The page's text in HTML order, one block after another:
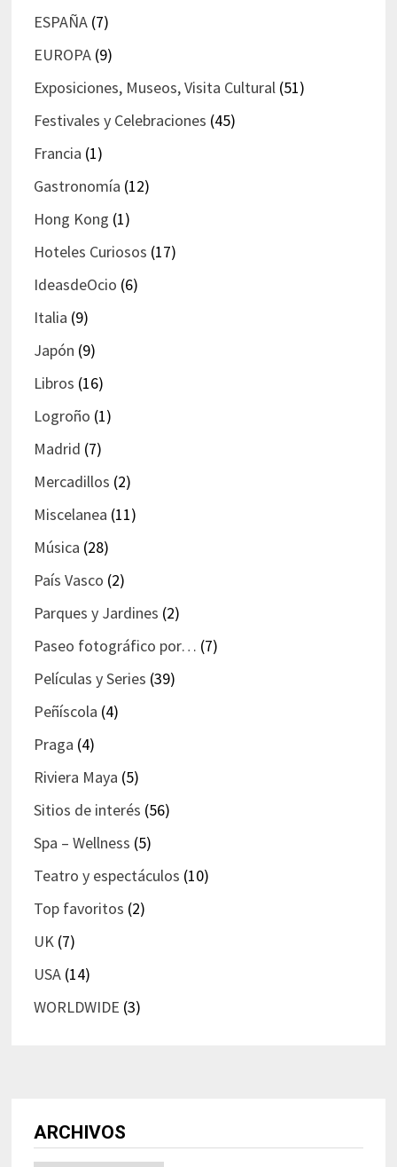
ESPAÑA(7)
EUROPA(9)
Exposiciones, Museos, Visita Cultural(51)
Festivales y Celebraciones (45)
Francia (1)
Gastronomía (12)
Hong Kong (1)
Hoteles Curiosos (17)
IdeasdeOcio (6)
Italia (9)
Japón (9)
Libros (16)
Logroño (1)
Madrid (7)
Mercadillos (2)
Miscelanea (11)
Música (28)
País Vasco (2)
Parques y Jardines (2)
Paseo fotográfico por… (7)
Películas y Series (39)
Peñíscola (4)
Praga (4)
Riviera Maya (5)
Sitios de interés (56)
Spa – Wellness (5)
Teatro y espectáculos (10)
Top favoritos (2)
UK(7)
USA(14)
WORLDWIDE (3)
ARCHIVOS